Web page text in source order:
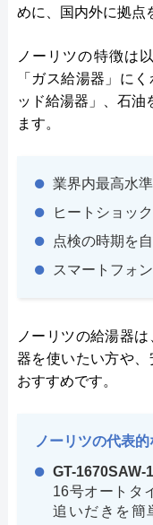
めに、国内外に拠点
ノーリツの特徴は
「ガス給湯器」に
ッド給湯器」、石油
ます。
業界内最高水
ヒートショッ
点検の時期を
スマートフォ
ノーリツの給湯器
器を使いたい方や
おすすめです。
ノーリツの代表
GT-1670SAW-
16号オートタ
追いだきを簡